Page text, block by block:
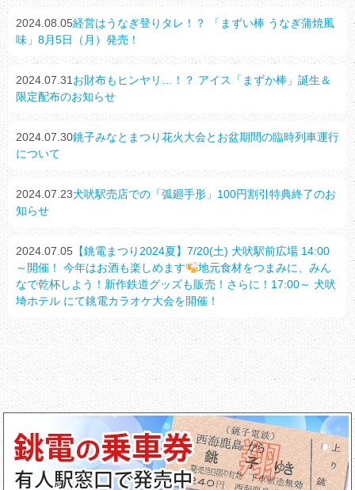
2024.08.05経営はうなぎ登りタレ！？ 「まずい棒 うなぎ蒲焼風
味」8月5日（月）発売！
2024.07.31お財布もヒンヤリ…！？ アイス「まずか棒」誕生＆
限定配布のお知らせ
2024.07.30銚子みなとまつり花火大会とお盆期間の臨時列車運行
について
2024.07.23犬吠駅売店での「弧廻手形」100円割引特典終了のお
知らせ
2024.07.05 【銚電まつり2024夏】7/20(土) 犬吠駅前広場 14:00
～開催！ 今年はお酒も楽しめます
地元食材をつまみに、みん
なで乾杯しよう！新作鉄道グッズも販売！さらに！17:00～ 犬吠
埼ホテル にて銚電カラオケ大会を開催！